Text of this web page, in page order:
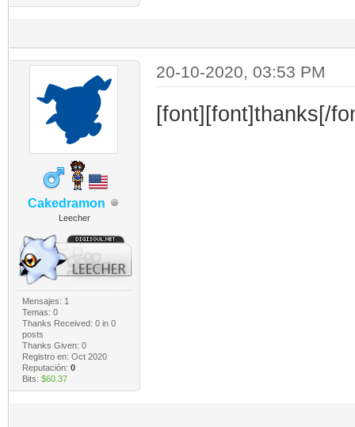
Cakedramon
Leecher
Mensajes: 1
Temas: 0
Thanks Received: 0in 0
posts
Thanks Given: 0
Registro en: Oct 2020
Reputación: 0
Bits: $60.37
20-10-2020, 03:53 PM
[font][font]thanks[/